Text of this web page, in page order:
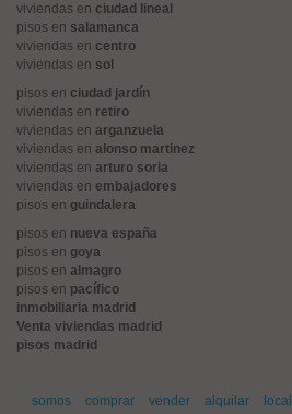
viviendas en ciudad lineal
pisos en salamanca
viviendas en centro
viviendas en sol
pisos en ciudad jardín
viviendas en retiro
viviendas en arganzuela
viviendas en alonso martinez
viviendas en arturo soria
viviendas en embajadores
pisos en guindalera
pisos en nueva españa
pisos en goya
pisos en almagro
pisos en pacífico
inmobiliaria madrid
Venta viviendas madrid
pisos madrid
somos comprar vender alquilar